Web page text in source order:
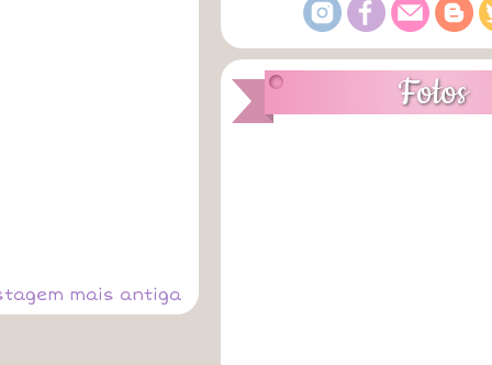
mais antiga
Fotos